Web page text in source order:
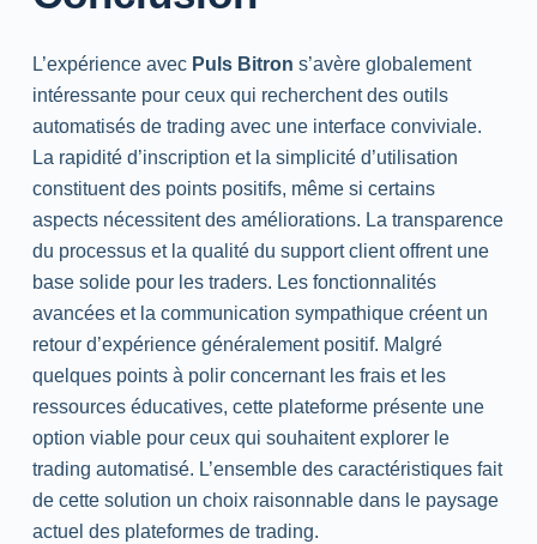
L’expérience avec Puls Bitron s’avère globalement
intéressante pour ceux qui recherchent des outils
automatisés de trading avec une interface conviviale.
La rapidité d’inscription et la simplicité d’utilisation
constituent des points positifs, même si certains
aspects nécessitent des améliorations. La transparence
du processus et la qualité du support client offrent une
base solide pour les traders. Les fonctionnalités
avancées et la communication sympathique créent un
retour d’expérience généralement positif. Malgré
quelques points à polir concernant les frais et les
ressources éducatives, cette plateforme présente une
option viable pour ceux qui souhaitent explorer le
trading automatisé. L’ensemble des caractéristiques fait
de cette solution un choix raisonnable dans le paysage
actuel des plateformes de trading.